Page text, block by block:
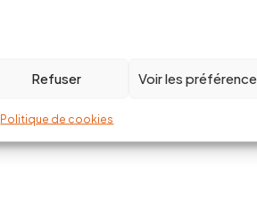
Refuser Voir les
Politique de cookies